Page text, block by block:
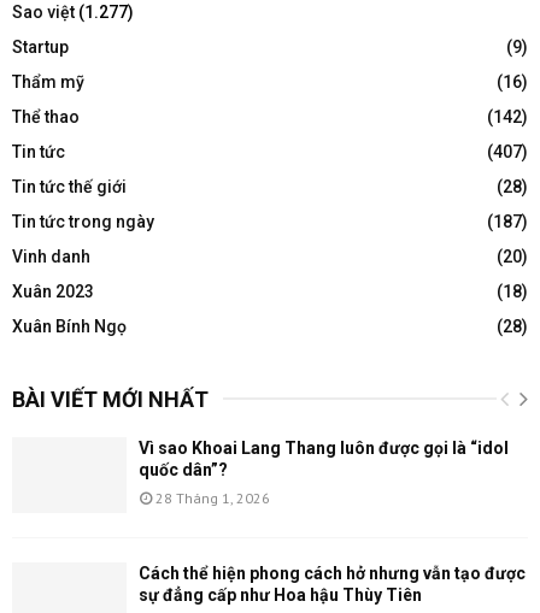
Sao việt (1.277)
Startup
(9)
Thẩm mỹ
(16)
Thể thao
(142)
Tin tức
(407)
Tin tức thế giới
(28)
Tin tức trong ngày
(187)
Vinh danh
(20)
Xuân 2023
(18)
Xuân Bính Ngọ
(28)
BÀI VIẾT MỚI NHẤT
Vì sao Khoai Lang Thang luôn được gọi là “idol
quốc dân”?
28 Tháng 1, 2026
Cách thể hiện phong cách hở nhưng vẫn tạo được
sự đẳng cấp như Hoa hậu Thùy Tiên